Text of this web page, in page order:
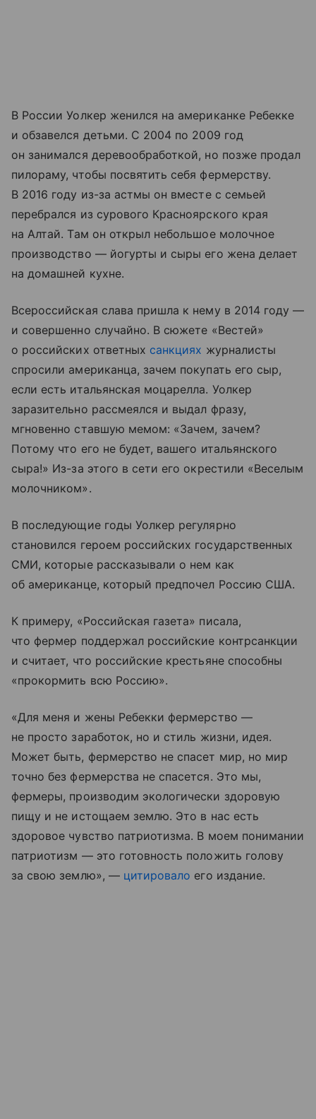
В России Уолкер женился на американке Ребекке
и обзавелся детьми. С 2004 по 2009 год
он занимался деревообработкой, но позже продал
пилораму, чтобы посвятить себя фермерству.
В 2016 году из-за астмы он вместе с семьей
перебрался из сурового Красноярского края
на Алтай. Там он открыл небольшое молочное
производство — йогурты и сыры его жена делает
на домашней кухне.
Всероссийская слава пришла к нему в 2014 году —
и совершенно случайно. В сюжете «Вестей»
о российских ответных санкциях журналисты
спросили американца, зачем покупать его сыр,
если есть итальянская моцарелла. Уолкер
заразительно рассмеялся и выдал фразу,
мгновенно ставшую мемом: «Зачем, зачем?
Потому что его не будет, вашего итальянского
сыра!» Из-за этого в сети его окрестили «Веселым
молочником».
В последующие годы Уолкер регулярно
становился героем российских государственных
СМИ, которые рассказывали о нем как
об американце, который предпочел Россию США.
К примеру, «Российская газета» писала,
что фермер поддержал российские контрсанкции
и считает, что российские крестьяне способны
«прокормить всю Россию».
«Для меня и жены Ребекки фермерство —
не просто заработок, но и стиль жизни, идея.
Может быть, фермерство не спасет мир, но мир
точно без фермерства не спасется. Это мы,
фермеры, производим экологически здоровую
пищу и не истощаем землю. Это в нас есть
здоровое чувство патриотизма. В моем понимании
патриотизм — это готовность положить голову
за свою землю», — цитировало его издание.